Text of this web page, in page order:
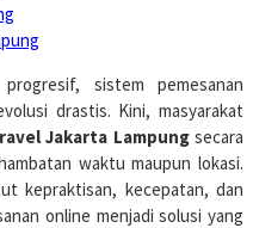
sistem pemesanan
drastis. Kini, masyarakat
Jakarta Lampungsecara
waktu maupun lokasi.
kepraktisan, kecepatan, dan
online menjadi solusi yang